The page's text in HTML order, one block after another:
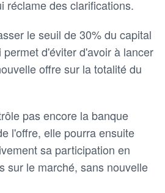
réclame des clarifications.
le seuil de 30% du capital
d'éviter d'avoir à lancer
offre sur la totalité du
pas encore la banque
l'offre, elle pourra ensuite
sa participation en
sur le marché, sans nouvelle